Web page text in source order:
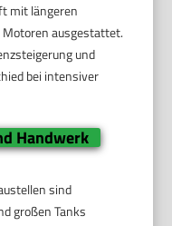
mit längeren
ausgestattet.
und
bei intensiver
Handwerk
sind
großen Tanks